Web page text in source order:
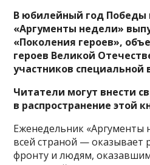
В юбилейный год Победы
«Аргументы недели»
«Поколения героев»,
героев Великой
участников специальной
Читатели могут внести
в распространение этой
Еженедельник «Аргументы
всей страной —
фронту и людям,